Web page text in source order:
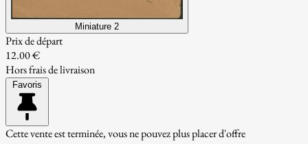
Miniature 2
Prix de départ
12.00 €
Hors frais de livraison
Favoris
Cette vente est terminée, vous ne pouvez plus placer d'offre